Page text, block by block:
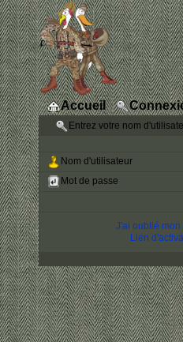
Accueil
Entrez votre nom
Nom d'utilisateur
Mot de passe
J'ai oublié mon
Lien